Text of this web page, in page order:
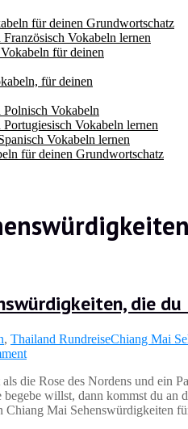
für deinen Grundwortschatz
Vokabeln lernen
für deinen
für deinen
Vokabeln
Vokabeln lernen
Vokabeln lernen
für deinen Grundwortschatz
die
, Thailand RundreiseChiang Mai
die Rose des Nordens und ein
willst, dann kommst du an
Chiang Mai Sehenswürdigkeiten